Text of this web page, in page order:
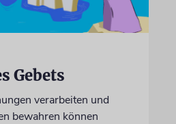
Gebets
verarbeiten und
bewahren können